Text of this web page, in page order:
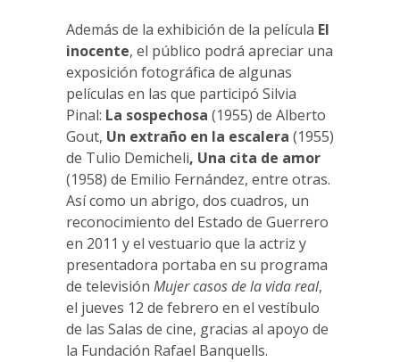
Además de la exhibición de la película El
inocente, el público podrá apreciar una
exposición fotográfica de algunas
películas en las que participó Silvia
Pinal: La sospechosa (1955) de Alberto
Gout, Un extraño en la escalera (1955)
de Tulio Demicheli, Una cita de amor
(1958) de Emilio Fernández, entre otras.
Así como un abrigo, dos cuadros, un
reconocimiento del Estado de Guerrero
en 2011 y el vestuario que la actriz y
presentadora portaba en su programa
de televisión Mujer casos de la vida real,
el jueves 12 de febrero en el vestíbulo
de las Salas de cine, gracias al apoyo de
la Fundación Rafael Banquells.